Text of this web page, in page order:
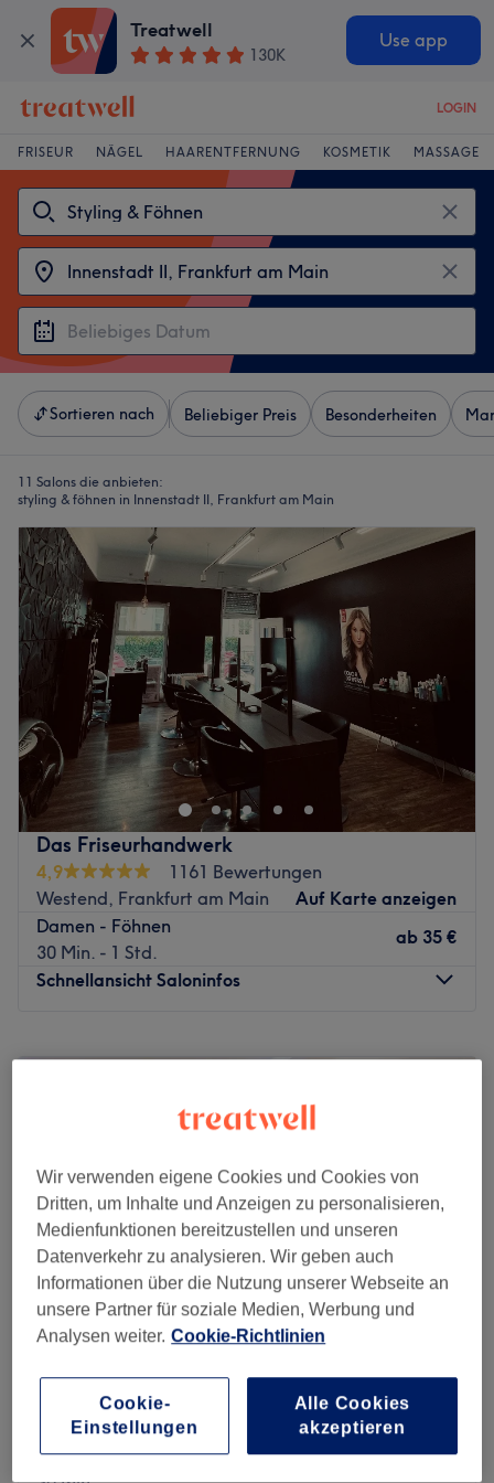
Treatwell
130K
Use app
LOGIN
FRISEUR NÄGEL HAARENTFERNUNG KOSMETIK MASSAGE
Sortieren nach Beliebiger Preis Besonderheiten
11 Salons die anbieten:
styling & föhnen in Innenstadt II, Frankfurt am Main
Das Friseurhandwerk
4,9
1161 Bewertungen
Westend, Frankfurt am Main
Auf Karte anzeigen
Damen - Föhnen
30 Min. - 1 Std.
ab 35 €
Schnellansicht Saloninfos
Dienstag
09:00–19:00
Samstag
09:00– 14:00
Sonntag
Geschlossen
Wer auf der Suche nach einem Friseursalon ist, der
handwerklich ausgereifte Schnitttechniken und
individuelle Beratung anbietet, ist bei 'Das
Friseurhandwerk' in Frankfurt genau richtig. Der Salon
Weiterentwicklung, sowie durch eine familiäre
Atmosphäre mit professioneller Auslegung. Deinen
Wunschtermin kannst du dir hier ganz einfach online auf
Westside Hair & Beauty
3178 Bewertungen
Westend, Frankfurt am Main
Auf Karte anzeigen
Damen - Waschen, Föhnen & Stylen
Wir verwenden eigene Cookies und Cookies von
Dritten, um Inhalte und Anzeigen zu personalisieren,
Medienfunktionen bereitzustellen und unseren
Datenverkehr zu analysieren. Wir geben auch
Informationen über die Nutzung unserer Webseite an
unsere Partner für soziale Medien, Werbung und
Analysen weiter. Cookie-Richtlinien
Cookie-
Einstellungen
Alle Cookies
akzeptieren